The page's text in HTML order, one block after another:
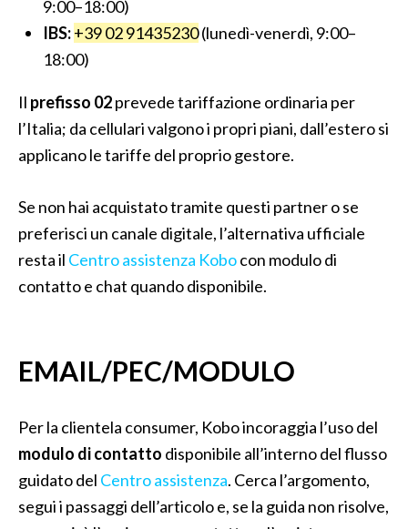
9:00–18:00)
IBS:+39 02 91435230(lunedì-venerdì, 9:00–
18:00)
Il prefisso 02prevede tariffazione ordinaria per
l’Italia; da cellulari valgono i propri piani, dall’estero si
applicano le tariffe del proprio gestore.
Se non hai acquistato tramite questi partner o se
preferisci un canale digitale, l’alternativa ufficiale
resta il Centro assistenza Kobocon modulo di
contatto e chat quando disponibile.
EMAIL/PEC/MODULO
Per la clientela consumer, Kobo incoraggia l’uso del
modulo di contatto disponibile all’interno del flusso
guidato del Centro assistenza. Cerca l’argomento,
segui i passaggi dell’articolo e, se la guida non risolve,